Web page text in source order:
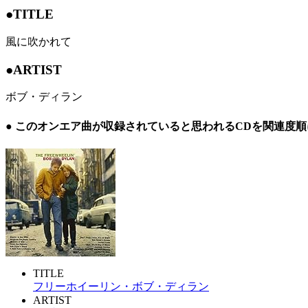
●TITLE
風に吹かれて
●ARTIST
ボブ・ディラン
● このオンエア曲が収録されていると思われるCDを関連度
TITLE
フリーホイーリン・ボブ・ディラン
ARTIST